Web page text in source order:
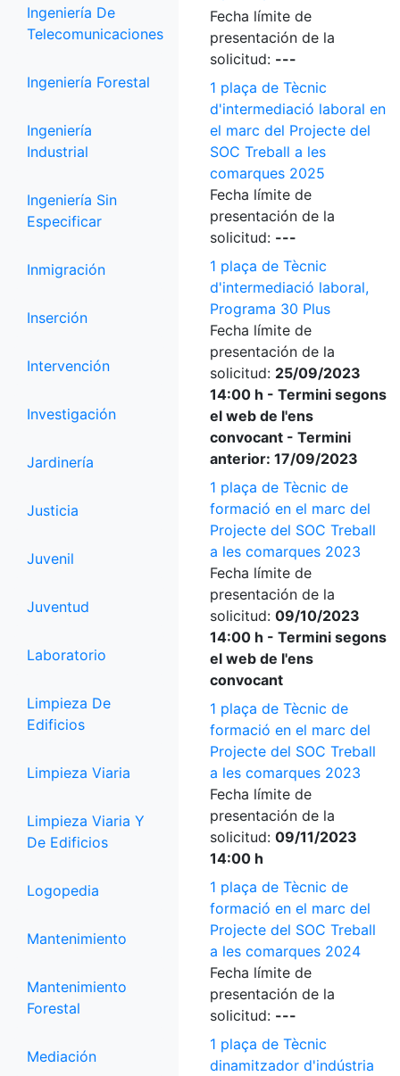
Ingeniería De
Telecomunicaciones
Ingeniería Forestal
Ingeniería
Industrial
Ingeniería Sin
Especificar
Inmigración
Inserción
Intervención
Investigación
Jardinería
Justicia
Juvenil
Juventud
Laboratorio
Limpieza De
Edificios
Limpieza Viaria
Limpieza Viaria Y
De Edificios
Logopedia
Mantenimiento
Mantenimiento
Forestal
Mediación
Fecha límite de
presentación de la
solicitud: ---
1 plaça de Tècnic
d'intermediació laboral en
el marc del Projecte del
SOC Treball a les
comarques 2025
Fecha límite de
presentación de la
solicitud: ---
1 plaça de Tècnic
d'intermediació laboral,
Programa 30 Plus
Fecha límite de
presentación de la
solicitud: 25/09/2023
14:00 h - Termini segons
el web de l'ens
convocant - Termini
anterior: 17/09/2023
1 plaça de Tècnic de
formació en el marc del
Projecte del SOC Treball
a les comarques 2023
Fecha límite de
presentación de la
solicitud: 09/10/2023
14:00 h - Termini segons
el web de l'ens
convocant
1 plaça de Tècnic de
formació en el marc del
Projecte del SOC Treball
a les comarques 2023
Fecha límite de
presentación de la
solicitud: 09/11/2023
14:00 h
1 plaça de Tècnic de
formació en el marc del
Projecte del SOC Treball
a les comarques 2024
Fecha límite de
presentación de la
solicitud: ---
1 plaça de Tècnic
dinamitzador d'indústria